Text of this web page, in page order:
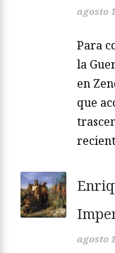
agosto
Para
la
en
que
agosto